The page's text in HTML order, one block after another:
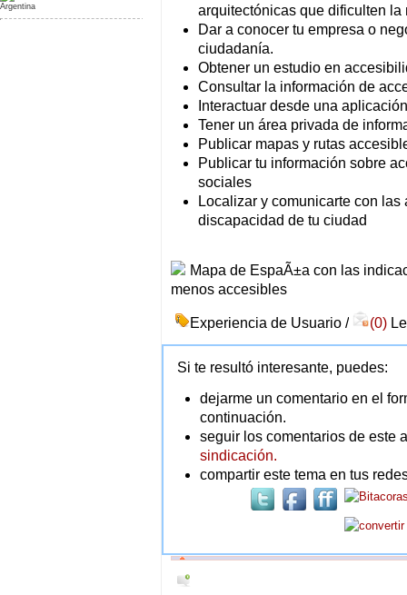
Argentina
arquitectónicas que dificulten
Dar a conocer tu empresa o
ciudadanía.
Obtener un estudio en
Consultar la información de
Interactuar desde una
Tener un área privada de
Publicar mapas y rutas
Publicar tu información sobre
sociales
Localizar y comunicarte con
discapacidad de tu ciudad
Experiencia de Usuario / (0)
Si te resultó interesante, puedes:
dejarme un comentario en el
continuación.
seguir los comentarios de este
sindicación.
compartir este tema en tus